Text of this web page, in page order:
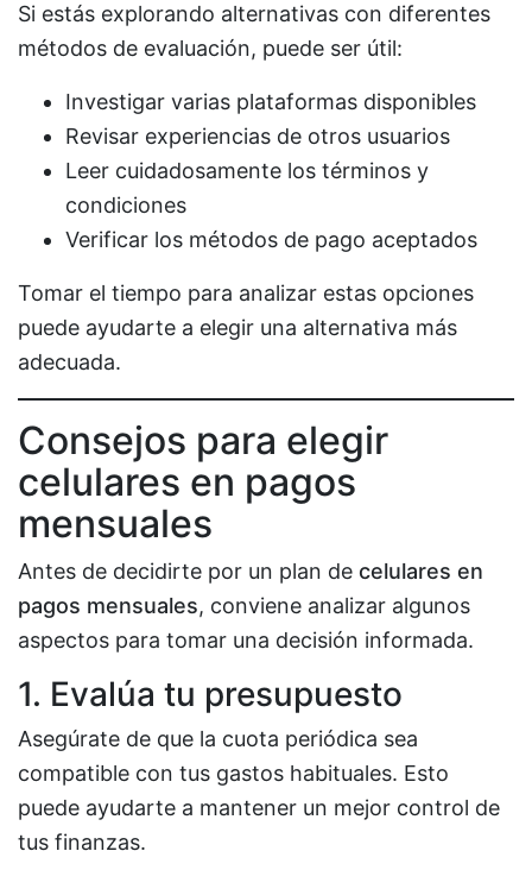
Si estás explorando alternativas con diferentes
métodos de evaluación, puede ser útil:
Investigar varias plataformas disponibles
Revisar experiencias de otros usuarios
Leer cuidadosamente los términos y
condiciones
Verificar los métodos de pago aceptados
Tomar el tiempo para analizar estas opciones
puede ayudarte a elegir una alternativa más
adecuada.
Consejos para elegir
celulares en pagos
mensuales
Antes de decidirte por un plan de celulares en
pagos mensuales, conviene analizar algunos
aspectos para tomar una decisión informada.
1. Evalúa tu presupuesto
Asegúrate de que la cuota periódica sea
compatible con tus gastos habituales. Esto
puede ayudarte a mantener un mejor control de
tus finanzas.